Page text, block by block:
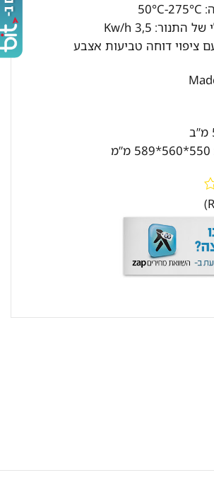
50°C-275°C
של התנור:3,5 Kw/h
ציפוי דוחה טביעות אצבע
מ”מ